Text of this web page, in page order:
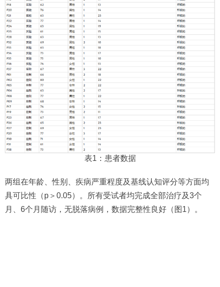
表1：患者数据
两组在年龄、性别、疾病严重程度及基线认知评分等方面均
具可比性（p＞0.05）。所有受试者均完成全部治疗及3个
月、6个月随访，无脱落病例，数据完整性良好（图1）。